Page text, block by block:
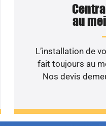
au
L’installation de
fait toujours au
Nos devis